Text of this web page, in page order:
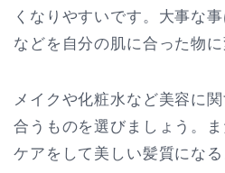
くなりやすいです。大事な
などを自分の肌に合った物に
メイクや化粧水など美容に
合うものを選びましょう。
ケアをして美しい髪質にな